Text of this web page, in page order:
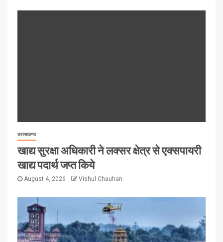
उत्तराखण्ड
खाद्य सुरक्षा अधिकारी ने लक्सर क्षेत्र से एक्सपायरी
खाद्य पदार्थ जप्त किये
August 4, 2026 Vishul Chauhan